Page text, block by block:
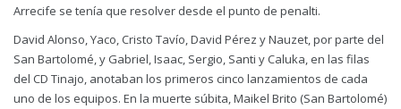
Arrecife se tenía que resolver desde el punto de penalti.
David Alonso, Yaco, Cristo Tavío, David Pérez y Nauzet, por parte del
San Bartolomé, y Gabriel, Isaac, Sergio, Santi y Caluka, en las filas
del CD Tinajo, anotaban los primeros cinco lanzamientos de cada
uno de los equipos. En la muerte súbita, Maikel Brito (San Bartolomé)